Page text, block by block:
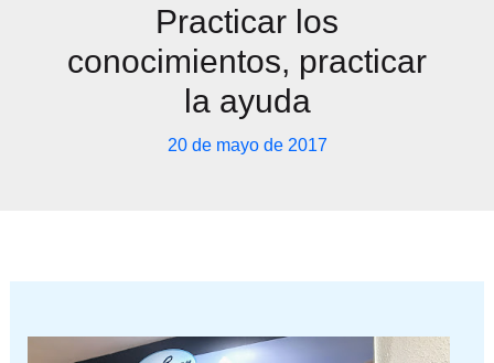
Practicar los
conocimientos, practicar
la ayuda
20 de mayo de 2017